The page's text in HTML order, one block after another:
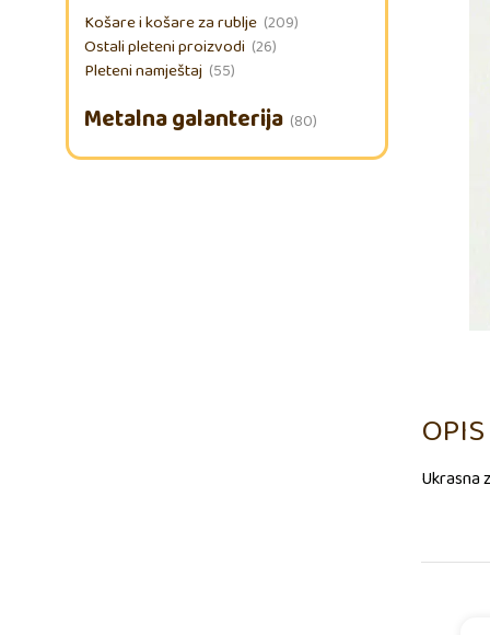
Košare i košare za rublje (209)
Ostali pleteni proizvodi (26)
Pleteni namještaj (55)
Metalna galanterija (80)
Ukrasna